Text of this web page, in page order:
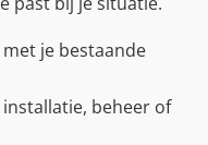
je bestaande
beheer of